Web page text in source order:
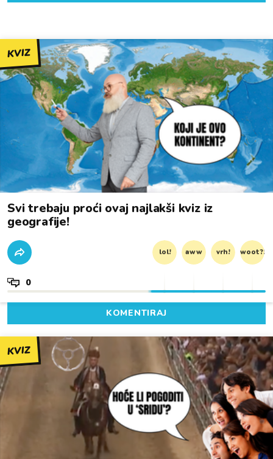
KVIZ
Svi trebaju proći ovaj najlakši kviz iz
geografije!
lol! aww vrh! woot?!
0
KOMENTIRAJ
KVIZ